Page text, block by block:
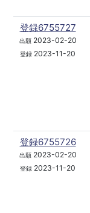
登録6755727
出願2023-02-20
登録 2023-11-20
登録6755726
出願2023-02-20
登録 2023-11-20